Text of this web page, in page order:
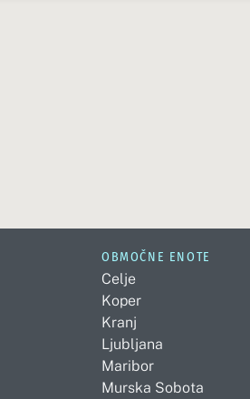
OBMOČNE ENOTE
Celje
Koper
Kranj
Ljubljana
Maribor
Murska Sobota